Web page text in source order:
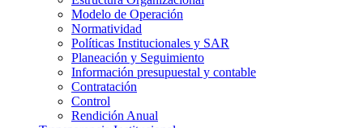
Modelo de Operación
Normatividad
Políticas Institucionales y SAR
Planeación y Seguimiento
Información presupuestal y contable
Contratación
Control
Rendición Anual